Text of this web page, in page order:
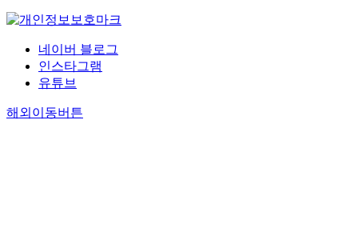
네이버 블로그
인스타그램
유튜브
해외이동버튼